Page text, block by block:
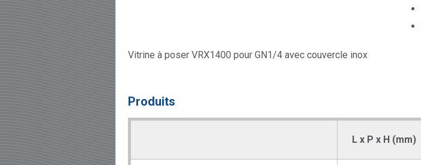
Vitrine à poser VRX1400 pour GN1/4 avec couvercle inox
Produits
L x P x H (mm)